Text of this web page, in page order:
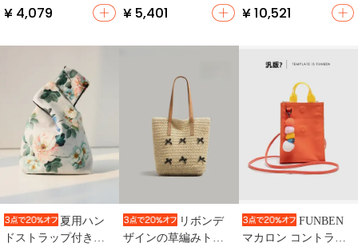
ストートバッグ【結
び付きショルダース
¥ 4,079
量・ショルダー・通
勤用・ナイロン素
¥ 5,401
量・レッド・ハンド
バッグ】
¥ 10,521
夏用ハン
ドストラップ付きシ
リボンデ
ザインの草編みトー
FUNBEN
マカロン コントラス